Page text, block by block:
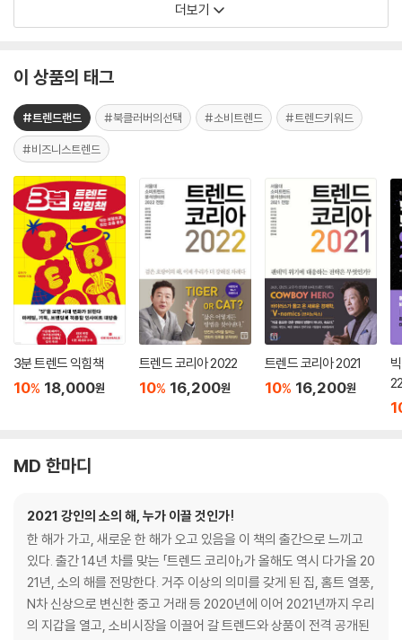
더보기
이 상품의 태그
#트렌드랜드 #북클러버의선택 #소비트렌드 #트렌드키워드
#비즈니스트렌드
3분 트렌드 익힘책
10% 18,000원
트렌드 코리아 2022
10% 16,200원
트렌드 코리아 2021
10% 16,200원
MD 한마디
2021 강인의 소의 해, 누가 이끌 것인가!
한 해가 가고, 새로운 한 해가 오고 있음을 이 책의 출간으로 느끼고
있다. 출간 14년 차를 맞는 「트렌드 코리아」가 올해도 역시 다가올 20
21년, 소의 해를 전망한다. 거주 이상의 의미를 갖게 된 집, 홈트 열풍,
N차 신상으로 변신한 중고 거래 등 2020년에 이어 2021년까지 우리
의 지갑을 열고, 소비시장을 이끌어 갈 트렌드와 상품이 전격 공개된